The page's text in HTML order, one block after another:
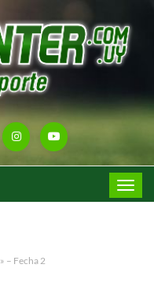
Toggle
– Fecha 2